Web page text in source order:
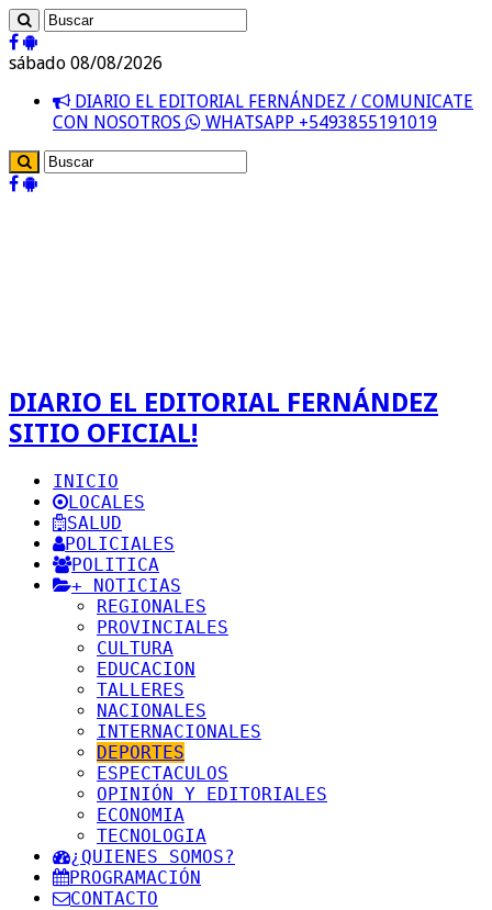
sábado 08/08/2026
DIARIO EL EDITORIAL FERNÁNDEZ / COMUNICATE
CON NOSOTROS
WHATSAPP +5493855191019
DIARIO EL EDITORIAL FERNÁNDEZ
SITIO OFICIAL!
INICIO
LOCALES
SALUD
POLICIALES
POLITICA
+ NOTICIAS
REGIONALES
PROVINCIALES
CULTURA
EDUCACION
TALLERES
NACIONALES
INTERNACIONALES
DEPORTES
ESPECTACULOS
OPINIÓN Y EDITORIALES
ECONOMIA
TECNOLOGIA
¿QUIENES SOMOS?
PROGRAMACIÓN
CONTACTO